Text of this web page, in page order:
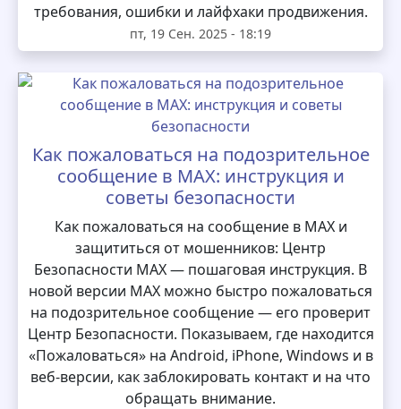
требования, ошибки и лайфхаки продвижения.
пт, 19 Сен. 2025 - 18:19
Как пожаловаться на подозрительное
сообщение в MAX: инструкция и
советы безопасности
Как пожаловаться на сообщение в MAX и
защититься от мошенников: Центр
Безопасности MAX — пошаговая инструкция. В
новой версии MAX можно быстро пожаловаться
на подозрительное сообщение — его проверит
Центр Безопасности. Показываем, где находится
«Пожаловаться» на Android, iPhone, Windows и в
веб-версии, как заблокировать контакт и на что
обращать внимание.